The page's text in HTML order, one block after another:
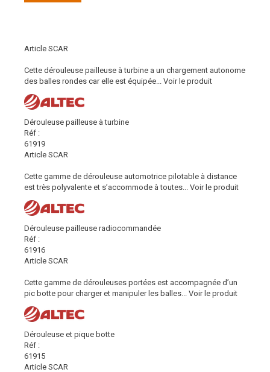
Article SCAR
Cette dérouleuse pailleuse à turbine a un chargement autonome
des balles rondes car elle est équipée...
Voir le produit
Dérouleuse pailleuse à turbine
Réf :
61919
Article SCAR
Cette gamme de dérouleuse automotrice pilotable à distance
est très polyvalente et s’accommode à toutes...
Voir le produit
Dérouleuse pailleuse radiocommandée
Réf :
61916
Article SCAR
Cette gamme de dérouleuses portées est accompagnée d’un
pic botte pour charger et manipuler les balles...
Voir le produit
Dérouleuse et pique botte
Réf :
61915
Article SCAR